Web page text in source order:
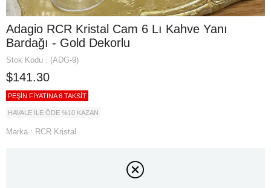
Adagio RCR Kristal Cam 6 Lı Kahve Yanı
Bardağı - Gold Dekorlu
Stok Kodu (ADG-9)
$141.30
PEŞİN FİYATINA 6 TAKSİT
HAVALE İLE ÖDE %10 KAZAN
Marka : RCR Kristal